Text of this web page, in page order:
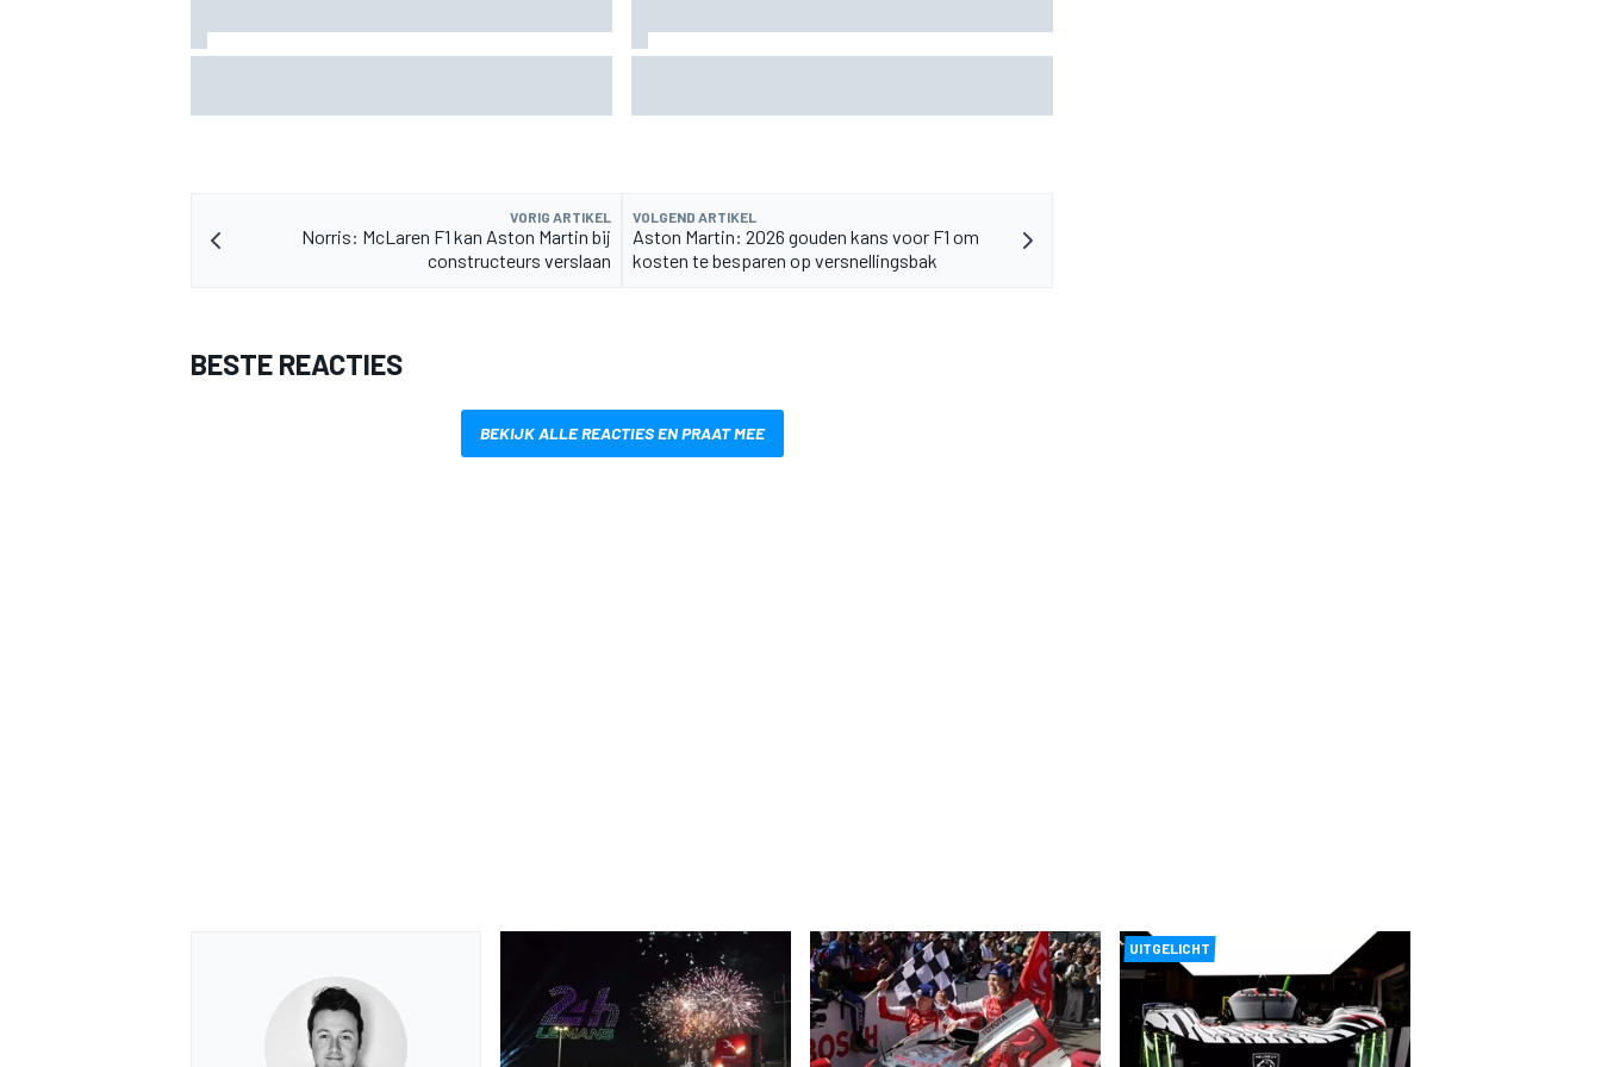
VORIG ARTIKEL
Norris: McLaren F1 kan Aston Martin bij
constructeurs verslaan
VOLGEND ARTIKEL
Aston Martin: 2026 gouden kans voor F1 om
kosten te besparen op versnellingsbak
BESTE REACTIES
BEKIJK ALLE REACTIES EN PRAAT MEE
UITGELICHT